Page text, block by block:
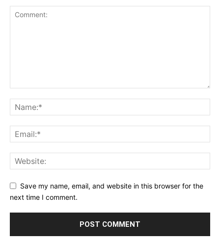
Save my name, email, and website in this browser for the
next time I comment.